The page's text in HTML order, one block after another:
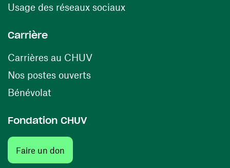
Usage des réseaux sociaux(opens in a new
Carrière
Carrières au CHUV(opens in a new window)
Nos postes ouverts(opens in a new window)
Bénévolat
Fondation CHUV
Faire un don